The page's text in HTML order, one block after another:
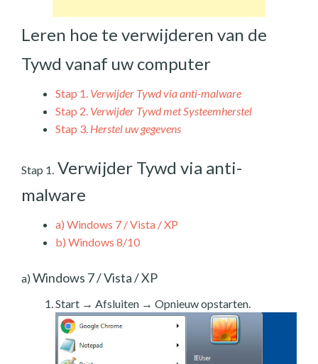
Leren hoe te verwijderen van de
Tywd vanaf uw computer
Stap 1. Verwijder Tywd via anti-malware
Stap 2. Verwijder Tywd met Systeemherstel
Stap 3. Herstel uw gegevens
Stap 1. Verwijder Tywd via anti-
malware
a) Windows 7 / Vista / XP
b) Windows 8/10
a) Windows 7 / Vista / XP
Start → Afsluiten → Opnieuw opstarten.